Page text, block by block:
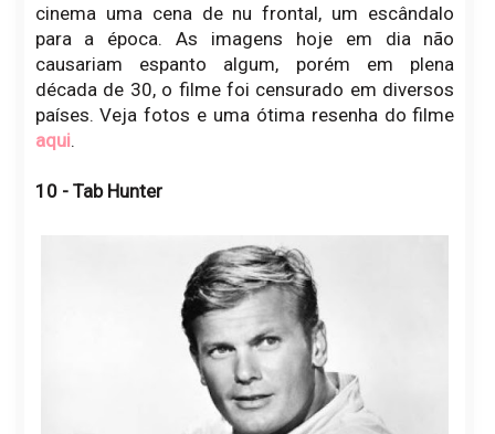
cinema uma cena de nu frontal, um escândalo
para a época. As imagens hoje em dia não
causariam espanto algum, porém em plena
década de 30, o filme foi censurado em diversos
países. Veja fotos e uma ótima resenha do filme
aqui.
10 - Tab Hunter